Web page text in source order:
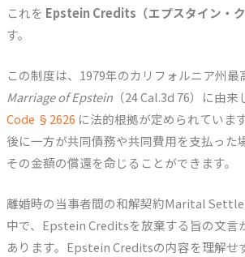
これを Epstein Credits（エプスタイン・ク
す。
この制度は、1979年のカリフォルニア州最
Marriage of Epstein（24 Cal.3d 76）に由来
Code §2626 に法的根拠が定められていま
後に一方が共同債務や共同費用を支払った
その金額の償還を命じることができます。
離婚時の当事者間の和解契約Marital
中で、Epstein Creditsを放棄する旨の文言
あります。Epstein Creditsの内容を理解